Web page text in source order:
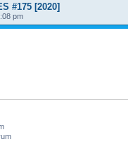
#175 [2020]
pm